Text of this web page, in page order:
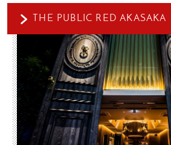
THE PUBLIC RED AKASAKA